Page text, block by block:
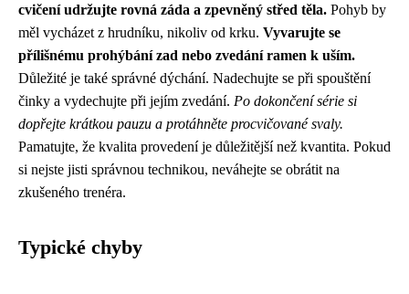
cvičení udržujte rovná záda a zpevněný střed těla. Pohyb by
měl vycházet z hrudníku, nikoliv od krku. Vyvarujte se
přílišnému prohýbání zad nebo zvedání ramen k uším.
Důležité je také správné dýchání. Nadechujte se při spouštění
činky a vydechujte při jejím zvedání. Po dokončení série si
dopřejte krátkou pauzu a protáhněte procvičované svaly.
Pamatujte, že kvalita provedení je důležitější než kvantita. Pokud
si nejste jisti správnou technikou, neváhejte se obrátit na
zkušeného trenéra.
Typické chyby